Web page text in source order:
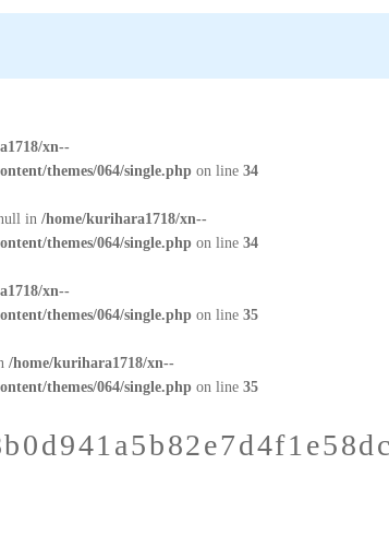
xn--
themes/064/single.php on line34
null in/home/kurihara1718/xn--
themes/064/single.php on line34
xn--
themes/064/single.php on line35
/home/kurihara1718/xn--
themes/064/single.php on line35